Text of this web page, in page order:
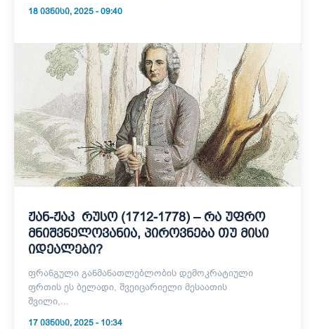
18 ᲘᲕᲜᲘᲡᲘ, 2025 - 09:40
ჟან-ჟაკ რუსო (1712-1778) – რა უფრო
მნიშვნელოვანია, პიროვნება თუ მისი
იდეალები?
ფრანგული განმანათლებლობის დემოკრატიული
ფრთის ეს ბელადი, შვეიცარიელი მესაათის
შვილი,...
17 ᲘᲕᲜᲘᲡᲘ, 2025 - 10:34